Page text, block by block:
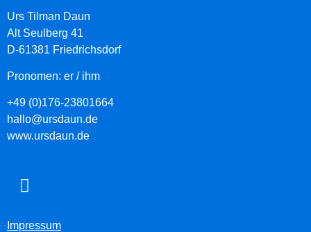
Urs Tilman Daun
Alt Seulberg 41
D-61381 Friedrichsdorf
Pronomen: er / ihm
+49 (0)176-23801664
hallo@ursdaun.de
www.ursdaun.de
Impressum